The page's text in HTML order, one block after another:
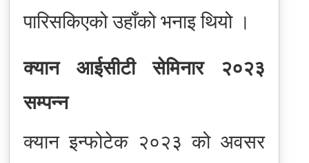
पारिसकिएको उहाँको भनाइ थियो ।
क्यान आईसीटी सेमिनार २०२३
सम्पन्न
क्यान इन्फोटेक २०२३ को अवसर